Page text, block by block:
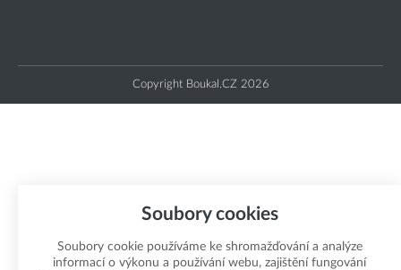
Copyright Boukal.CZ 2026
Soubory cookies
Soubory cookie používáme ke shromažďování a analýze
informací o výkonu a používání webu, zajištění fungování